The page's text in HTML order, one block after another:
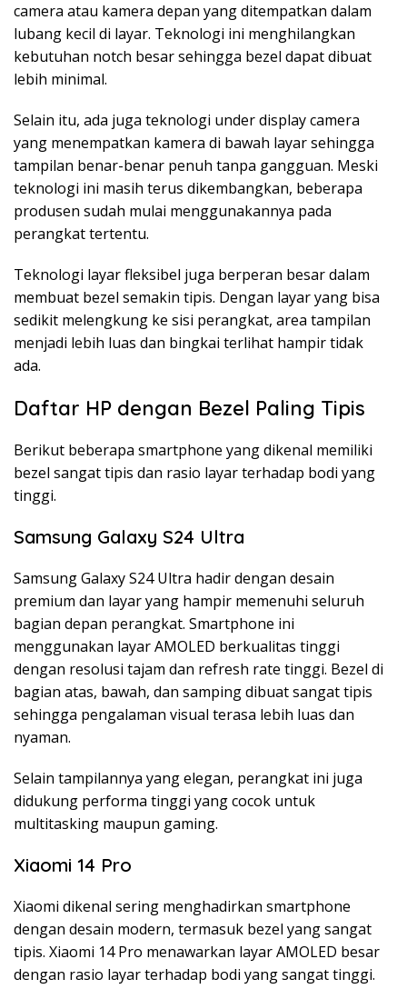
camera atau kamera depan yang ditempatkan dalam
lubang kecil di layar. Teknologi ini menghilangkan
kebutuhan notch besar sehingga bezel dapat dibuat
lebih minimal.
Selain itu, ada juga teknologi under display camera
yang menempatkan kamera di bawah layar sehingga
tampilan benar-benar penuh tanpa gangguan. Meski
teknologi ini masih terus dikembangkan, beberapa
produsen sudah mulai menggunakannya pada
perangkat tertentu.
Teknologi layar fleksibel juga berperan besar dalam
membuat bezel semakin tipis. Dengan layar yang bisa
sedikit melengkung ke sisi perangkat, area tampilan
menjadi lebih luas dan bingkai terlihat hampir tidak
ada.
Daftar HP dengan Bezel Paling Tipis
Berikut beberapa smartphone yang dikenal memiliki
bezel sangat tipis dan rasio layar terhadap bodi yang
tinggi.
Samsung Galaxy S24 Ultra
Samsung Galaxy S24 Ultra hadir dengan desain
premium dan layar yang hampir memenuhi seluruh
bagian depan perangkat. Smartphone ini
menggunakan layar AMOLED berkualitas tinggi
dengan resolusi tajam dan refresh rate tinggi. Bezel di
bagian atas, bawah, dan samping dibuat sangat tipis
sehingga pengalaman visual terasa lebih luas dan
nyaman.
Selain tampilannya yang elegan, perangkat ini juga
didukung performa tinggi yang cocok untuk
multitasking maupun gaming.
Xiaomi 14 Pro
Xiaomi dikenal sering menghadirkan smartphone
dengan desain modern, termasuk bezel yang sangat
tipis. Xiaomi 14 Pro menawarkan layar AMOLED besar
dengan rasio layar terhadap bodi yang sangat tinggi.